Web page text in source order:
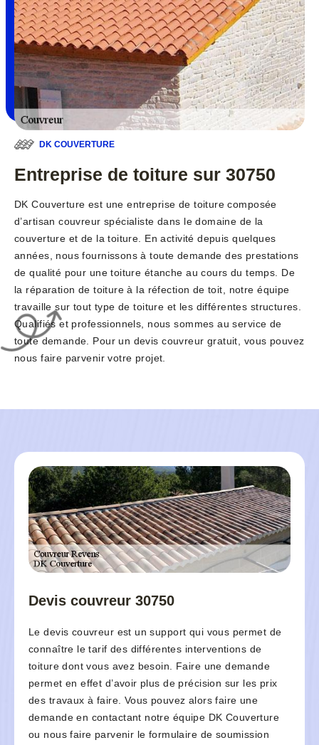
DK COUVERTURE
Entreprise de toiture sur 30750
DK Couverture est une entreprise de toiture composée
d’artisan couvreur spécialiste dans le domaine de la
couverture et de la toiture. En activité depuis quelques
années, nous fournissons à toute demande des prestations
de qualité pour une toiture étanche au cours du temps. De
la réparation de toiture à la réfection de toit, notre équipe
travaille sur tout type de toiture et les différentes structures.
Qualifiés et professionnels, nous sommes au service de
toute demande. Pour un devis couvreur gratuit, vous pouvez
nous faire parvenir votre projet.
Devis couvreur 30750
Le devis couvreur est un support qui vous permet de
connaître le tarif des différentes interventions de
toiture dont vous avez besoin. Faire une demande
permet en effet d’avoir plus de précision sur les prix
des travaux à faire. Vous pouvez alors faire une
demande en contactant notre équipe DK Couverture
ou nous faire parvenir le formulaire de soumission